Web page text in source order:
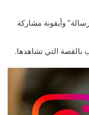
وأيقونة مشاركة
بالقصة التي تشاهدها.